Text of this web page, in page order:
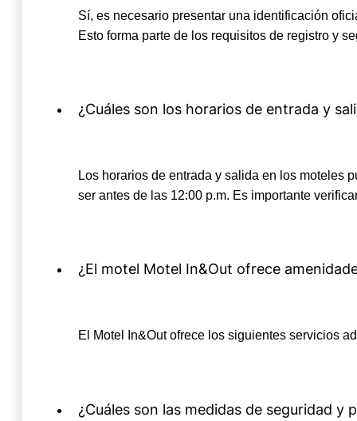
Sí, es necesario presentar una identificación
Esto forma parte de los requisitos de registro y
¿Cuáles son los horarios de entrada y
Los horarios de entrada y salida en los moteles
ser antes de las 12:00 p.m. Es importante
¿El motel Motel In&Out ofrece
El Motel In&Out ofrece los siguientes servicios
¿Cuáles son las medidas de seguridad y